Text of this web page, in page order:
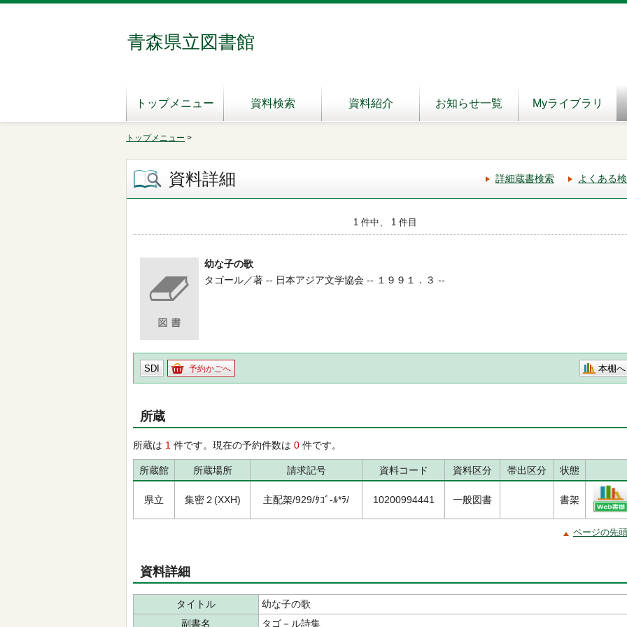
青森県立図書館
トップメニュー 資料検索 資料紹介 お知らせ一覧 Myライブラリ
トップメニュー >
資料詳細 詳細蔵書検索 よくある
1 件中、 1 件目
幼な子の歌
タゴール／著 -- 日本アジア文学協会 -- １９９１．３ --
SDI 予約かごへ 本棚へ
所蔵
所蔵は 1 件です。現在の予約件数は 0 件です。
所蔵館 所蔵場所 請求記号 資料コード 資料区分 帯出区分 状態
県立 集密２(XXH) 主配架/929/ﾀｺﾞ-ﾙ*ﾗ/ 10200994441 一般図書 書架
ページの先
資料詳細
タイトル
幼な子の歌
副書名
タゴ－ル詩集